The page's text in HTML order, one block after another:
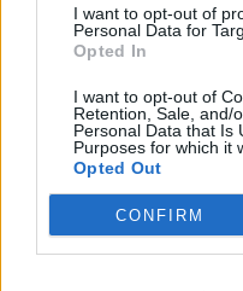
I want to opt-out of
Personal Data for
Opted In
I want to opt-out of
Retention, Sale, and/
Personal Data that Is
Purposes for which it
Opted Out
CONFIRM
onsdag 12. august,
almindelig
Nordjyder får nemlig
kraftigste delvise
Danmark frem til 2048.
Over hele landet vil